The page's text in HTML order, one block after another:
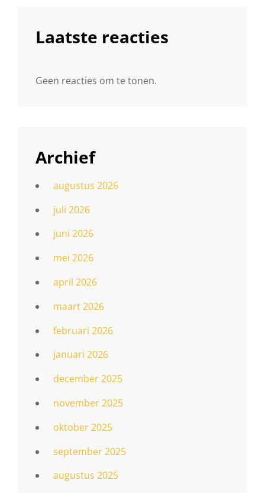
Laatste reacties
Geen reacties om te tonen.
Archief
augustus 2026
juli 2026
juni 2026
mei 2026
april 2026
maart 2026
februari 2026
januari 2026
december 2025
november 2025
oktober 2025
september 2025
augustus 2025